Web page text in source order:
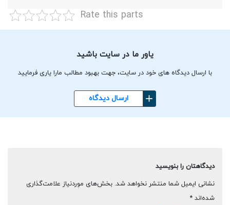
Rate this parts
یاور ما در سایت باشید
با ارسال دیدگاه های خود در سایت، جهت بهبود مطالب مارا یاری فرمایید
ارسال دیدگاه
دیدگاهتان را بنویسید
نشانی ایمیل شما منتشر نخواهد شد. بخش‌های موردنیاز علامت‌گذاری
شده‌اند *